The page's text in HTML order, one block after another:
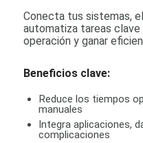
Conecta tus sistemas,
automatiza tareas clave
operación y ganar
Beneficios clave:
Reduce los tiempos
manuales
Integra aplicaciones,
complicaciones